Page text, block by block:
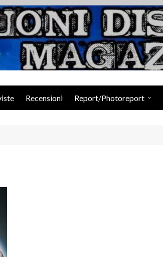
Suoni
Recensioni Report/Photoreport